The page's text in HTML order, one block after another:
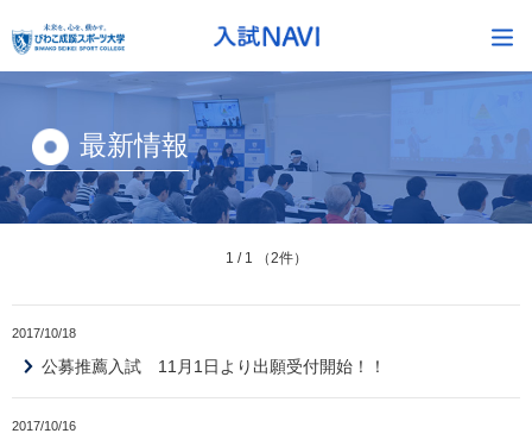
最新情報
1 / 1 （2件）
2017/10/18
公募推薦入試 11月1日より出願受付開始！！
2017/10/16